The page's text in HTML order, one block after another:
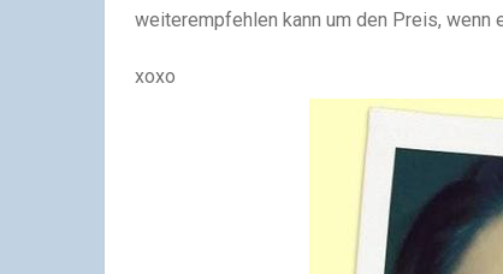
weiterempfehlen kann um den Preis,
xoxo